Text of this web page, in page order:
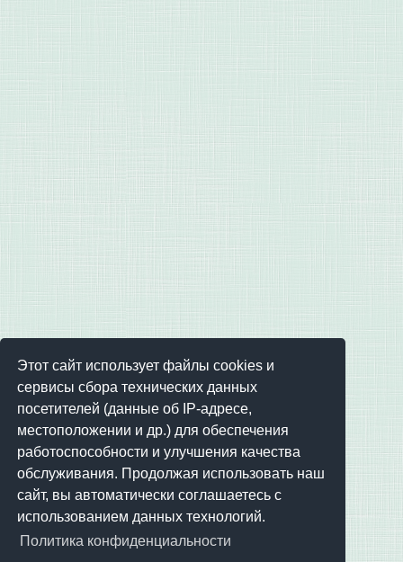
Этот сайт использует файлы cookies и
сервисы сбора технических данных
посетителей (данные об IP-адресе,
местоположении и др.) для обеспечения
работоспособности и улучшения качества
обслуживания. Продолжая использовать наш
сайт, вы автоматически соглашаетесь с
использованием данных технологий.
Политика конфиденциальности